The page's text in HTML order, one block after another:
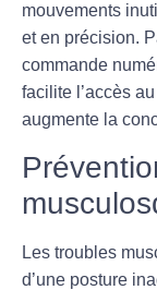
mouvements
et en précision.
commande
facilite l’accès
augmente la
Les troubles
d’une posture